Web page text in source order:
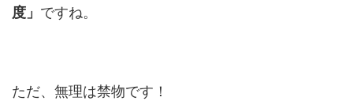
度」 ですね。
ただ、無理は禁物です！